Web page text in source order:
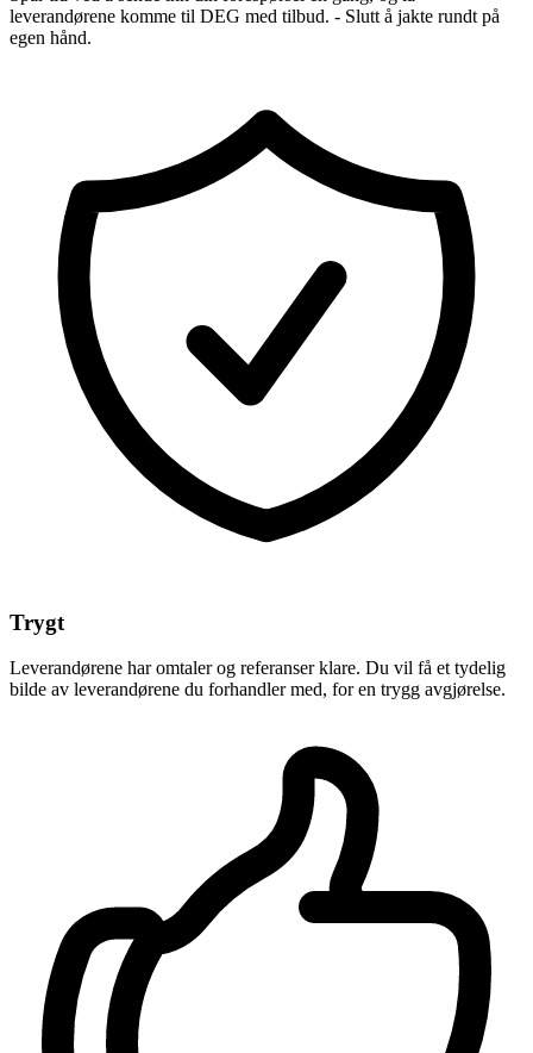
leverandørene komme til DEG med tilbud. - Slutt å jakte rundt på
egen hånd.
Trygt
Leverandørene har omtaler og referanser klare. Du vil få et tydelig
bilde av leverandørene du forhandler med, for en trygg avgjørelse.